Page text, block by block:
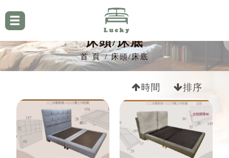
床頭/床底
首 頁 床頭/床底
時間 排序